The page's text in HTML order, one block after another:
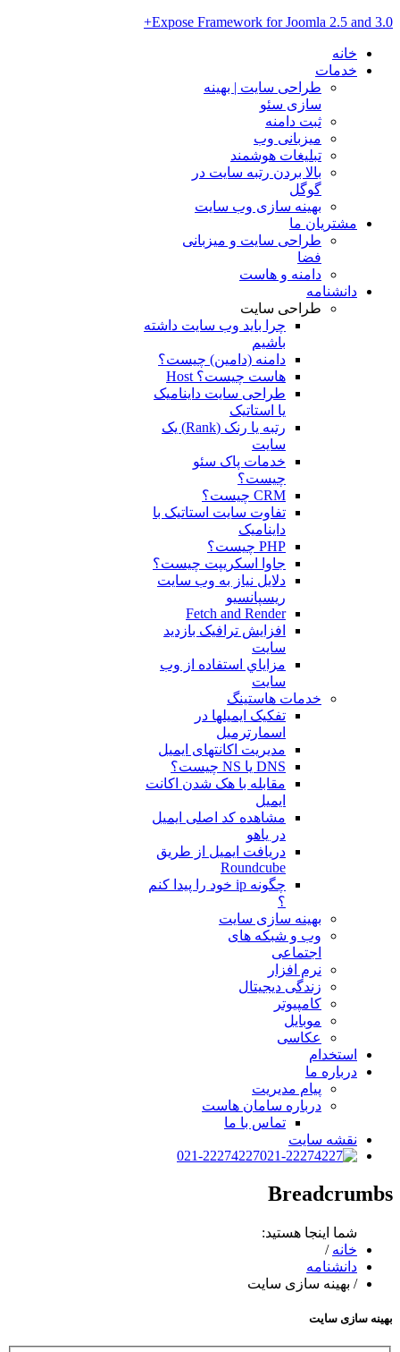
Expose Framework for Joomla 2.5 and 3.0+
خانه
خدمات
طراحی سایت | بهینه
سازی سئو
ثبت دامنه
میزبانی وب
تبلیغات هوشمند
بالا بردن رتبه سایت در
گوگل
بهینه سازی وب سایت
مشتریان ما
طراحی سایت و میزبانی
فضا
دامنه و هاست
دانشنامه
طراحی سایت
چرا باید وب سایت داشته
باشیم
دامنه (دامین) چیست؟
هاست چیست؟ Host
طراحی سایت داینامیک
یا استاتیک
رتبه یا رنک (Rank) یک
سایت
خدمات پاک سئو
چیست؟
CRM چیست؟
تفاوت سایت استاتیک با
داینامیک
PHP چیست؟
جاوا اسکریپت چیست؟
دلايل نياز به وب سايت
ريسپانسيو
Fetch and Render
افزایش ترافیک بازدید
سایت
مزاياي استفاده از وب
سايت
خدمات هاستینگ
تفکیک ایمیلها در
اسمارترمیل
مدیریت اکانتهای ایمیل
DNS یا NS چیست؟
مقابله با هک شدن اکانت
ایمیل
مشاهده کد اصلی ایمیل
در یاهو
دریافت ایمیل از طریق
Roundcube
چگونه ip خود را پیدا کنم
؟
بهینه سازی سایت
وب و شبکه های
اجتماعی
نرم افزار
زندگی دیجیتال
کامپیوتر
موبایل
عکاسی
استخدام
درباره ما
پیام مدیریت
درباره سامان هاست
تماس با ما
نقشه سایت
021-22274227
Breadcrumbs
شما اینجا هستید:
خانه /
دانشنامه
/ بهینه سازی سایت
بهینه سازی سایت